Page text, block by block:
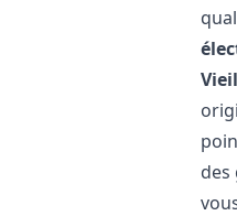
Vieil